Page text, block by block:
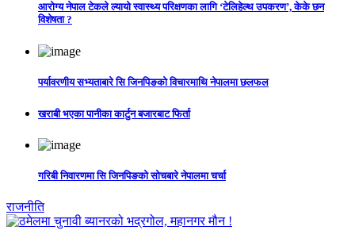
आरोग्य नेपाल टेकले ल्यायो स्वास्थ्य परिक्षणका लागि ‘टेलिहेल्थ उपकरण’, केके छन
विशेषता ?
पर्यावरणीय सभ्यताबारे सि जिनपिङको विचारमाथि नेपालमा छलफल
खराबी भएका पानीका कार्टुन बजारबाट फिर्ता
गरिबी निवारणमा सि जिनपिङको सोचबारे नेपालमा चर्चा
राजनीति